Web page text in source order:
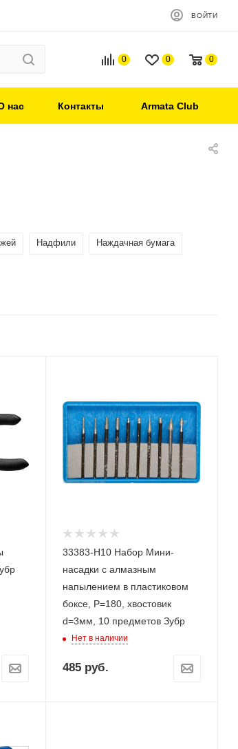
ВОЙТИ
0 0 0
нас Контакты Armata Club
Надфили Наждачная бумага
33383-H10 Набор Мини-
насадки с алмазным
напылением в пластиковом
боксе, P=180, хвостовик
d=3мм, 10 предметов Зубр
Нет в наличии
485 руб.